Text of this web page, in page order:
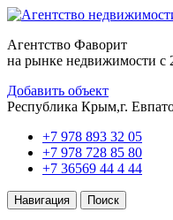
Агентство Фаворит
на рынке недвижимости с
Добавить объект
Республика Крым,г.
+7 978 893 32 05
+7 978 728 85 80
+7 36569 44 4 44
Навигация Поиск